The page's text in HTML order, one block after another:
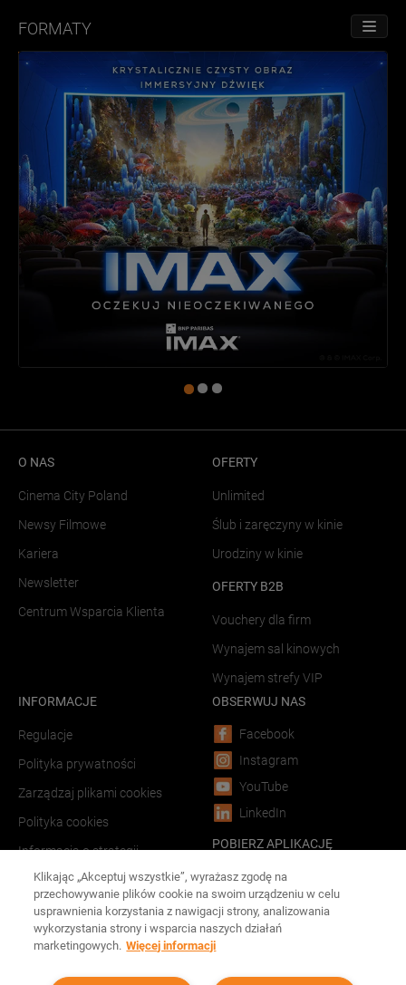
FORMATY
O NAS
Cinema City Poland
Newsy Filmowe
Kariera
Newsletter
Centrum Wsparcia Klienta
OFERTY
Unlimited
Ślub i zaręczyny w kinie
Urodziny w kinie
OFERTY B2B
Vouchery dla firm
Wynajem sal kinowych
Wynajem strefy VIP
INFORMACJE
Regulacje
Polityka prywatności
Zarządzaj plikami cookies
Polityka cookies
Informacja o strategii
LINKI
Forum Film Poland
OBSERWUJ NAS
Facebook
Instagram
YouTube
LinkedIn
POBIERZ APLIKACJĘ
Android
iOS
Klikając „Akceptuj wszystkie”, wyrażasz zgodę na
przechowywanie plików cookie na swoim urządzeniu w celu
usprawnienia korzystania z nawigacji strony, analizowania
wykorzystania strony i wsparcia naszych działań
marketingowych. Więcej informacji